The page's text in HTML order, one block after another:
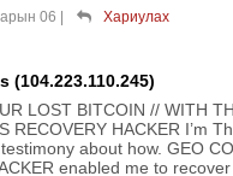
06 | Хариулах
(104.223.110.245)
LOST BITCOIN // WITH
RECOVERY HACKER I’m
about how. GEO
enabled me to